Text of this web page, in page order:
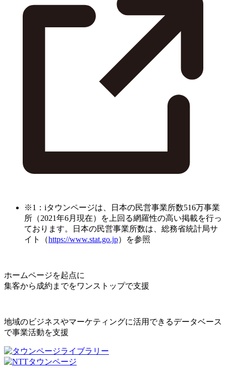
※1：iタウンページは、日本の民営事業所数516万事業
所（2021年6月現在）を上回る網羅性の高い掲載を行っ
ております。日本の民営事業所数は、総務省統計局サ
イト（https://www.stat.go.jp）を参照
ホームページを起点に
集客から成約までをワンストップで支援
地域のビジネスやマーケティングに活用できるデータベース
で事業活動を支援